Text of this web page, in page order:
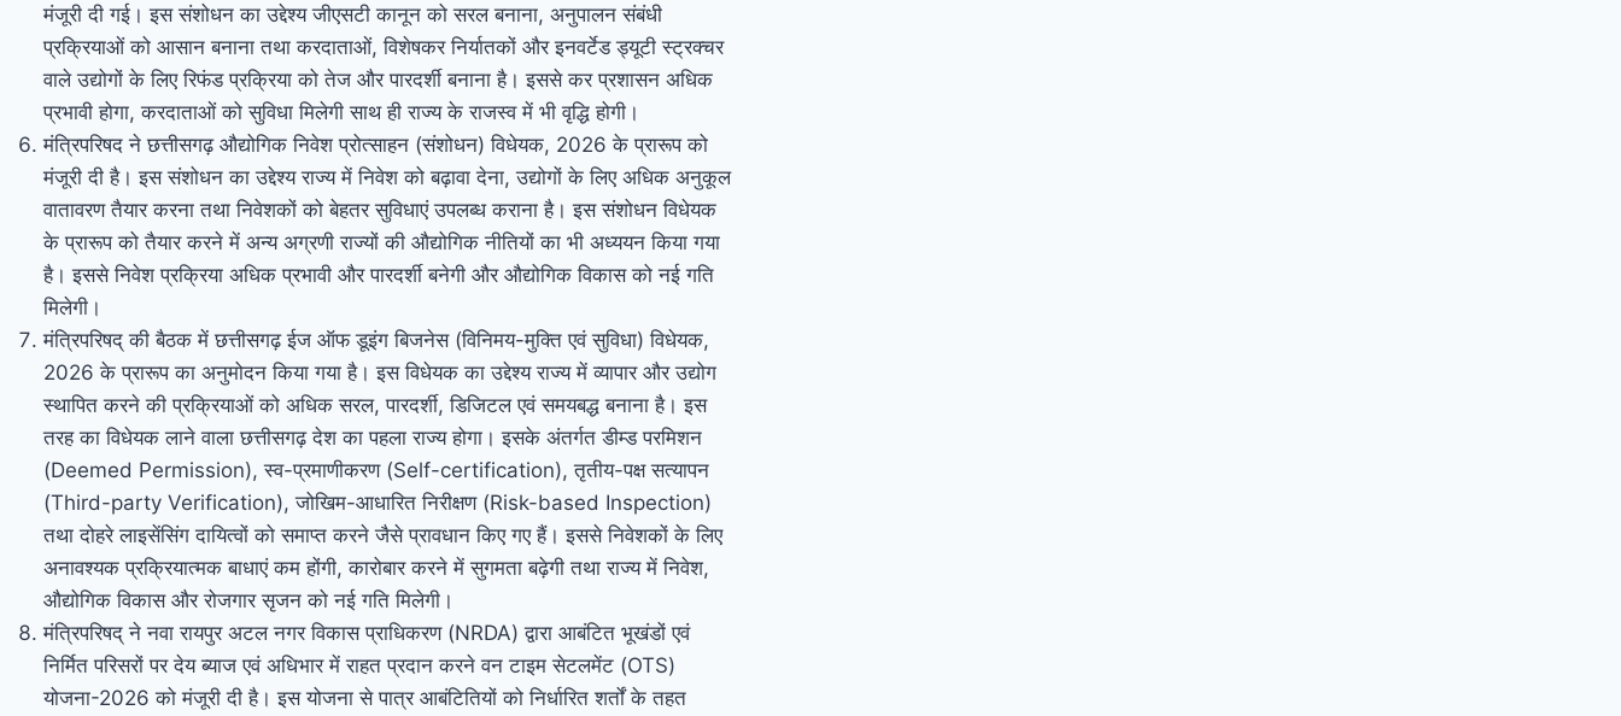
मंजूरी दी गई। इस संशोधन का उद्देश्य जीएसटी कानून को सरल बनाना, अनुपालन संबंधी
प्रक्रियाओं को आसान बनाना तथा करदाताओं, विशेषकर निर्यातकों और इनवर्टेड ड्यूटी स्ट्रक्चर
वाले उद्योगों के लिए रिफंड प्रक्रिया को तेज और पारदर्शी बनाना है। इससे कर प्रशासन अधिक
प्रभावी होगा, करदाताओं को सुविधा मिलेगी साथ ही राज्य के राजस्व में भी वृद्धि होगी।
मंत्रिपरिषद ने छत्तीसगढ़ औद्योगिक निवेश प्रोत्साहन (संशोधन) विधेयक, 2026 के प्रारूप को
मंजूरी दी है। इस संशोधन का उद्देश्य राज्य में निवेश को बढ़ावा देना, उद्योगों के लिए अधिक अनुकूल
वातावरण तैयार करना तथा निवेशकों को बेहतर सुविधाएं उपलब्ध कराना है। इस संशोधन विधेयक
के प्रारूप को तैयार करने में अन्य अग्रणी राज्यों की औद्योगिक नीतियों का भी अध्ययन किया गया
है। इससे निवेश प्रक्रिया अधिक प्रभावी और पारदर्शी बनेगी और औद्योगिक विकास को नई गति
मिलेगी।
मंत्रिपरिषद् की बैठक में छत्तीसगढ़ ईज ऑफ डूइंग बिजनेस (विनिमय-मुक्ति एवं सुविधा) विधेयक,
2026 के प्रारूप का अनुमोदन किया गया है। इस विधेयक का उद्देश्य राज्य में व्यापार और उद्योग
स्थापित करने की प्रक्रियाओं को अधिक सरल, पारदर्शी, डिजिटल एवं समयबद्ध बनाना है। इस
तरह का विधेयक लाने वाला छत्तीसगढ़ देश का पहला राज्य होगा। इसके अंतर्गत डीम्ड परमिशन
(Deemed Permission), स्व-प्रमाणीकरण (Self-certification), तृतीय-पक्ष सत्यापन
(Third-party Verification), जोखिम-आधारित निरीक्षण (Risk-based Inspection)
तथा दोहरे लाइसेंसिंग दायित्वों को समाप्त करने जैसे प्रावधान किए गए हैं। इससे निवेशकों के लिए
अनावश्यक प्रक्रियात्मक बाधाएं कम होंगी, कारोबार करने में सुगमता बढ़ेगी तथा राज्य में निवेश,
औद्योगिक विकास और रोजगार सृजन को नई गति मिलेगी।
मंत्रिपरिषद् ने नवा रायपुर अटल नगर विकास प्राधिकरण (NRDA) द्वारा आबंटित भूखंडों एवं
निर्मित परिसरों पर देय ब्याज एवं अधिभार में राहत प्रदान करने वन टाइम सेटलमेंट (OTS)
योजना-2026 को मंजूरी दी है। इस योजना से पात्र आबंटितियों को निर्धारित शर्तों के तहत